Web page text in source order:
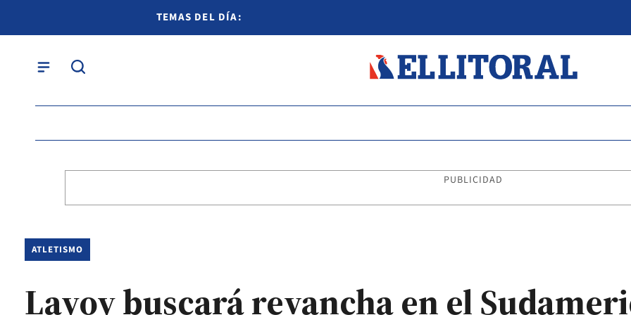
TEMAS DEL DÍA:
PUBLICIDAD
ATLETISMO
Layoy buscará revancha en el